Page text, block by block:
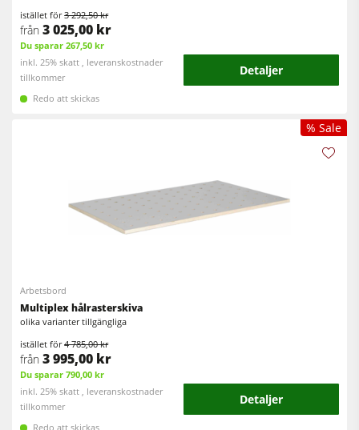
istället för3 292,50 kr
från 3 025,00 kr
Du sparar 267,50 kr
inkl. 25% skatt , leveranskostnader
tillkommer
Detaljer
Redo att skickas
% Sale
Arbetsbord
Multiplex hålrasterskiva
olika varianter tillgängliga
istället för4 785,00 kr
från 3 995,00 kr
Du sparar 790,00 kr
inkl. 25% skatt , leveranskostnader
tillkommer
Detaljer
Redo att skickas